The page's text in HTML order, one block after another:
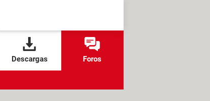
Descargas Foros